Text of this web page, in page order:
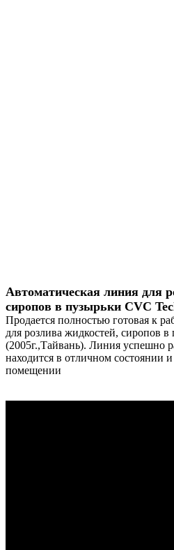
Автоматическая линия для
сиропов в пузырьки CVC
Продается полностью готовая к
для розлива жидкостей, сиропов
(2005г.,Тайвань). Линия успешно
находится в отличном состоянии
помещении